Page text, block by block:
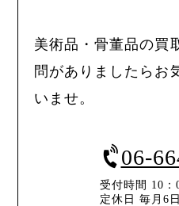
美術品・骨董品の買
問がありましたらお
いませ。
06-
受付時間 10：
定休日 毎月6